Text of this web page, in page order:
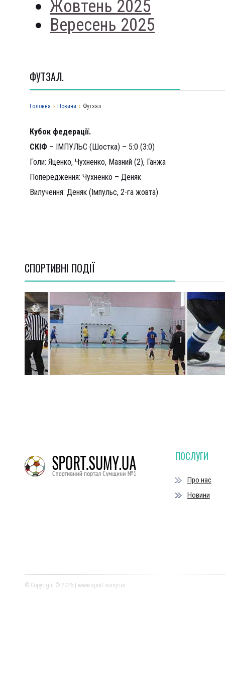
Жовтень 2025
Вересень 2025
ФУТЗАЛ.
Головна › Новини › Футзал.
Кубок федерації.
СКІФ – ІМПУЛЬС (Шостка) – 5:0 (3:0)
Голи: Яценко, Чухненко, Мазний (2), Ганжа
Попередження: Чухненко – Деняк
Вилучення: Деняк (Імпульс, 2-га жовта)
СПОРТИВНI ПОДІЇ
ПОСЛУГИ
Про нас
Новини
© Copyright © 2026 | www.sport.sumy.ua